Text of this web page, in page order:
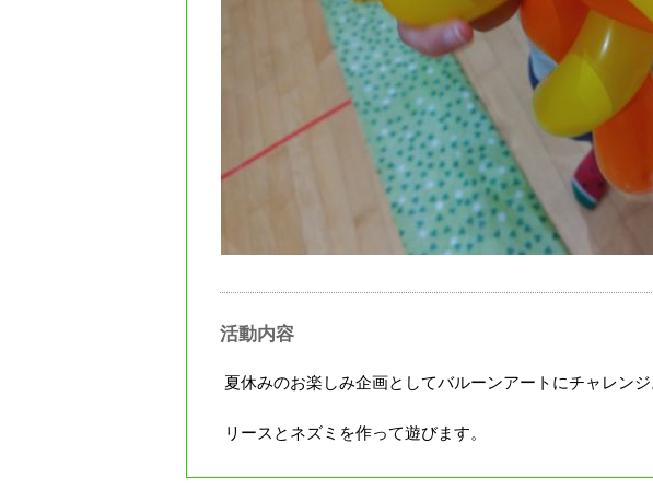
活動内容
夏休みのお楽しみ企画としてバルーンアートにチャレン
リースとネズミを作って遊びます。